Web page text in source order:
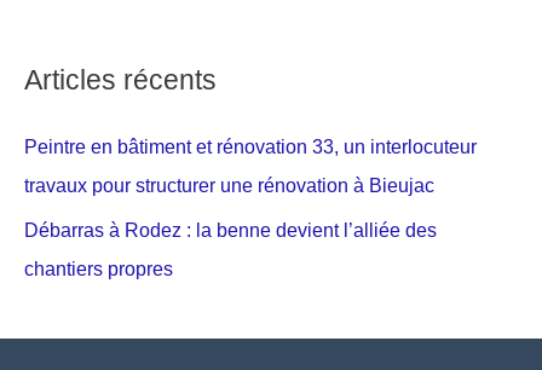
Articles récents
Peintre en bâtiment et rénovation 33, un interlocuteur
travaux pour structurer une rénovation à Bieujac
Débarras à Rodez : la benne devient l’alliée des
chantiers propres